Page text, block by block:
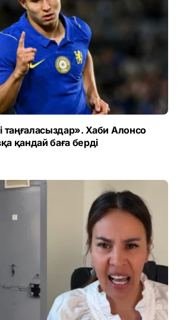
таңғаласыздар». Хаби Алонсо
қандай баға берді